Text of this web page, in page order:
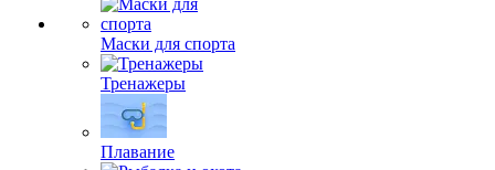
Маски для спорта
Тренажеры
Плавание